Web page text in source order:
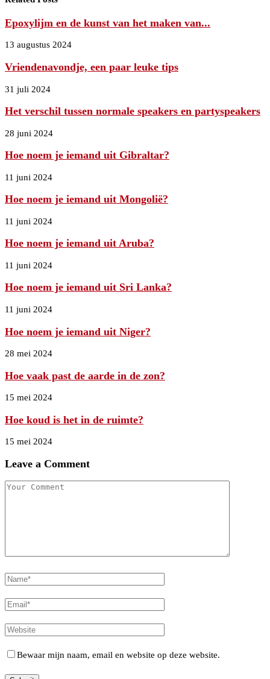
Epoxylijm en de kunst van het maken van...
13 augustus 2024
Vriendenavondje, een paar leuke tips
31 juli 2024
Het verschil tussen normale speakers en partyspeakers
28 juni 2024
Hoe noem je iemand uit Gibraltar?
11 juni 2024
Hoe noem je iemand uit Mongolië?
11 juni 2024
Hoe noem je iemand uit Aruba?
11 juni 2024
Hoe noem je iemand uit Sri Lanka?
11 juni 2024
Hoe noem je iemand uit Niger?
28 mei 2024
Hoe vaak past de aarde in de zon?
15 mei 2024
Hoe koud is het in de ruimte?
15 mei 2024
Leave a Comment
Bewaar mijn naam, email en website op deze website.